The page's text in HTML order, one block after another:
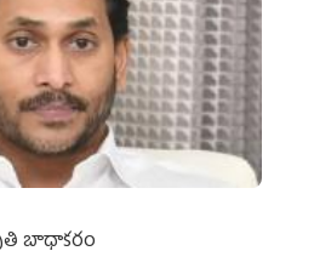
బాధాకరం